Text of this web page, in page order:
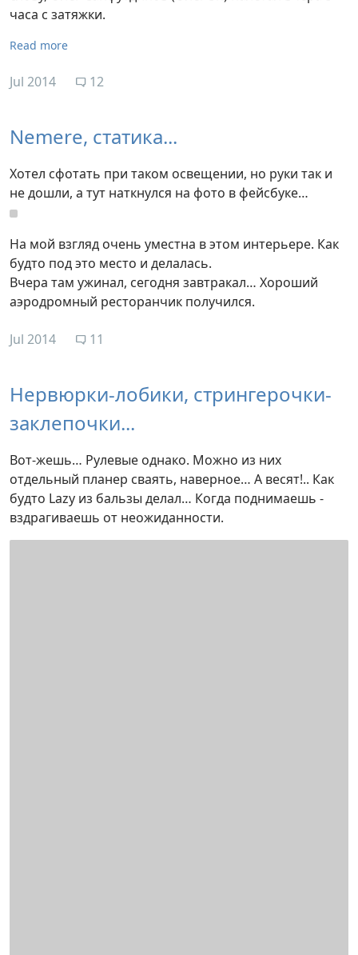
часа с затяжки.
Read more
Jul 2014 12
Nemere, статика...
Хотел сфотать при таком освещении, но руки так и
не дошли, а тут наткнулся на фото в фейсбуке…
На мой взгляд очень уместна в этом интерьере. Как
будто под это место и делалась.
Вчера там ужинал, сегодня завтракал… Хороший
аэродромный ресторанчик получился.
Jul 2014 11
Нервюрки-лобики, стрингерочки-
заклепочки...
Вот-жешь… Рулевые однако. Можно из них
отдельный планер сваять, наверное… А весят!.. Как
будто Lаzy из бальзы делал… Когда поднимаешь -
вздрагиваешь от неожиданности.